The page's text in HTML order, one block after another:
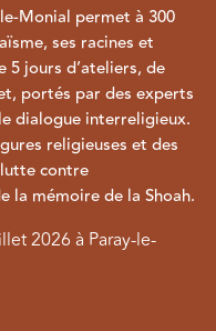
Monial permet à 300
ses racines et
5 jours d’ateliers, de
portés par des experts
dialogue interreligieux.
religieuses et des
contre
la mémoire de la Shoah.
2026 à Paray-le-